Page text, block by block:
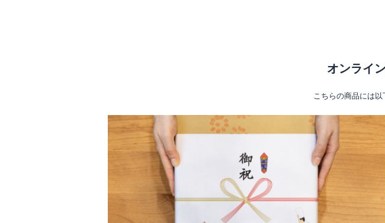
オンライ
こちらの商品には以